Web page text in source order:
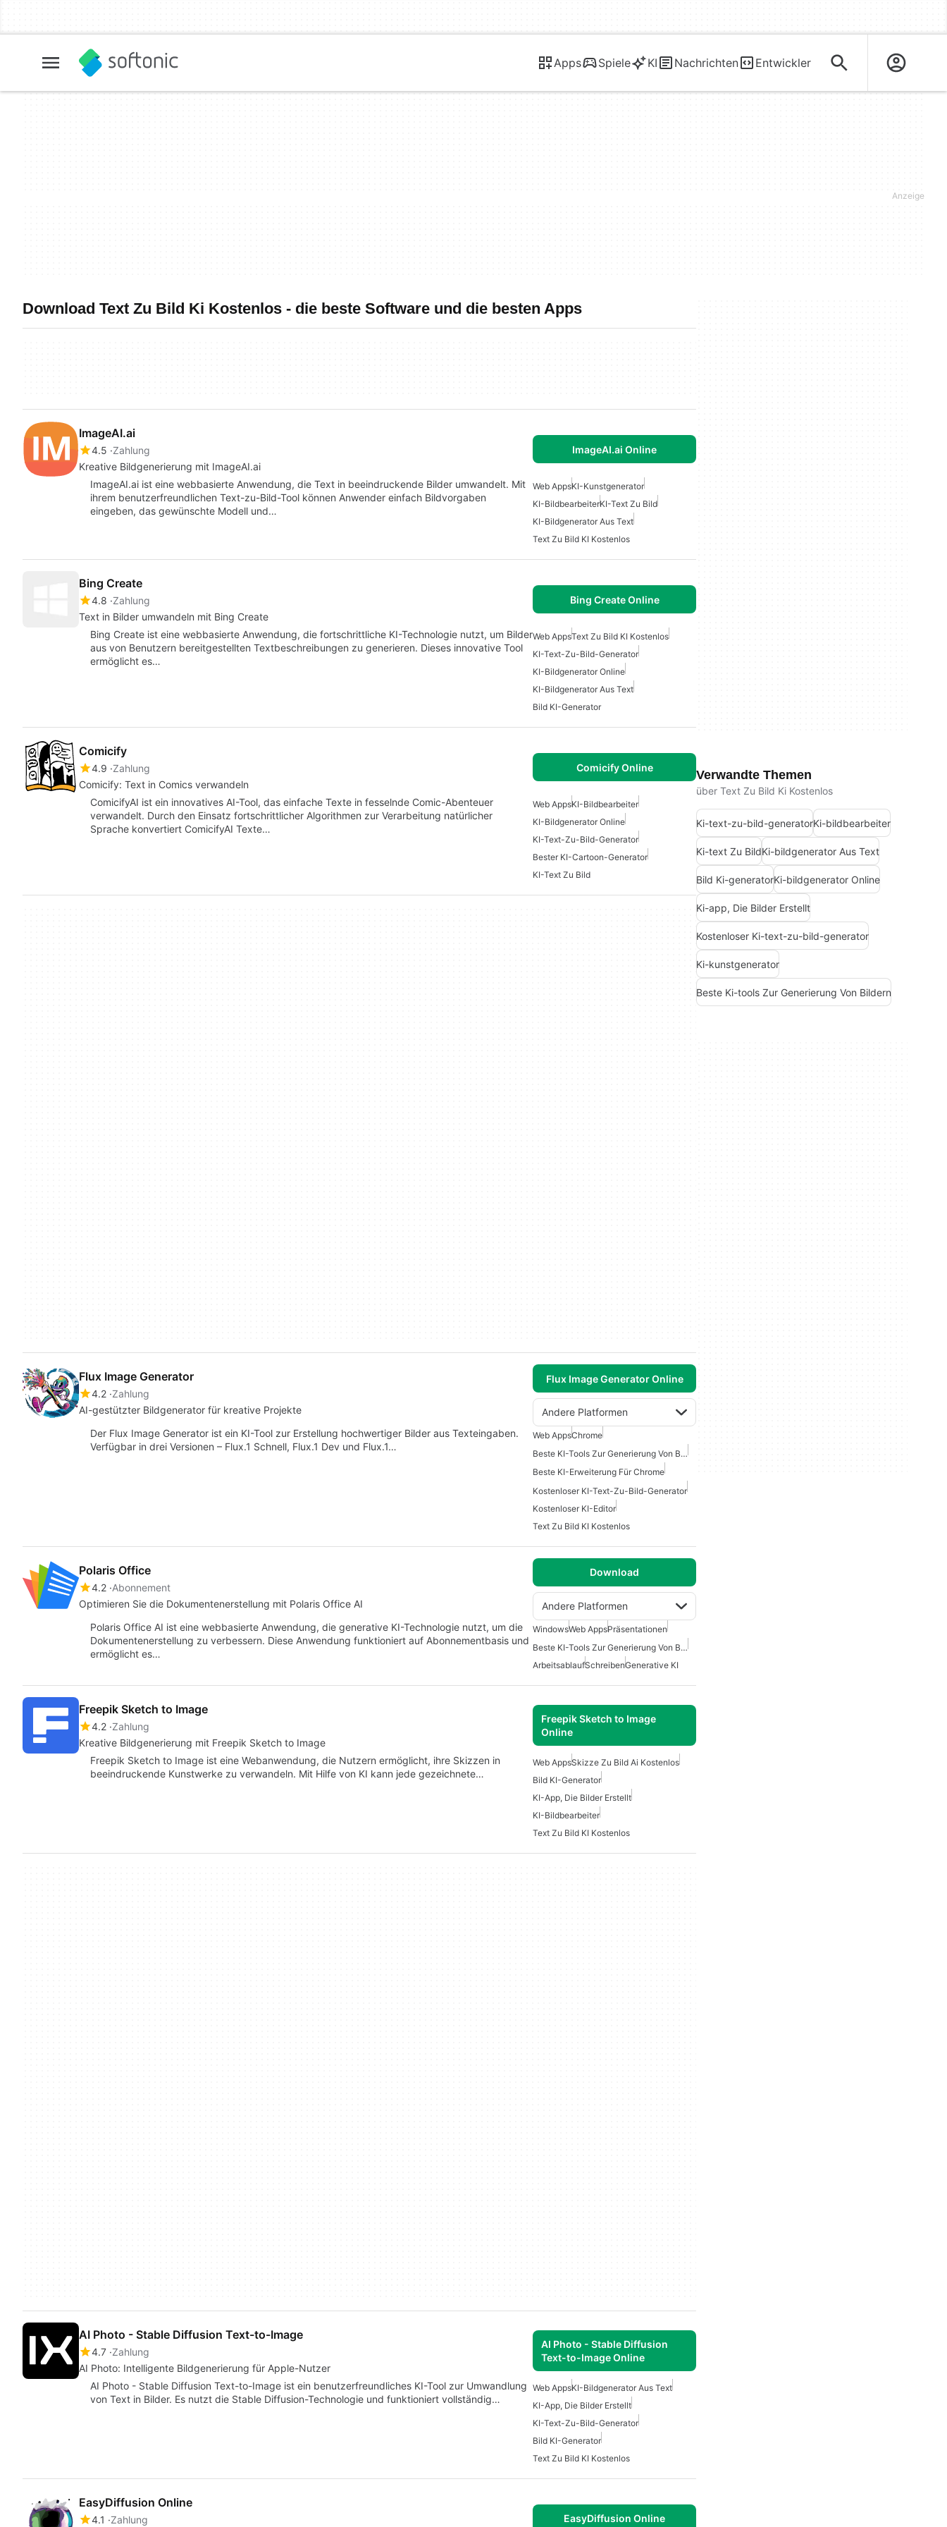
Apps Spiele KI Nachrichten Entwickler
Download Text Zu Bild Ki Kostenlos - die beste Software und die besten Apps
ImageAI.ai
4.5 Zahlung
Kreative Bildgenerierung mit ImageAI.ai
ImageAI.ai Online
ImageAI.ai ist eine webbasierte Anwendung, die Text in beeindruckende Bilder umwandelt. Mit
ihrem benutzerfreundlichen Text-zu-Bild-Tool können Anwender einfach Bildvorgaben
eingeben, das gewünschte Modell und…
Web AppsKI-Kunstgenerator
KI-BildbearbeiterKI-Text Zu Bild
KI-Bildgenerator Aus Text
Text Zu Bild KI Kostenlos
Bing Create
4.8 Zahlung
Text in Bilder umwandeln mit Bing Create
Bing Create Online
Bing Create ist eine webbasierte Anwendung, die fortschrittliche KI-Technologie nutzt, um Bilder
aus von Benutzern bereitgestellten Textbeschreibungen zu generieren. Dieses innovative Tool
ermöglicht es…
Web AppsText Zu Bild KI Kostenlos
KI-Text-Zu-Bild-Generator
KI-Bildgenerator Online
KI-Bildgenerator Aus Text
Bild KI-Generator
Comicify
4.9 Zahlung
Comicify: Text in Comics verwandeln
Comicify Online
ComicifyAI ist ein innovatives AI-Tool, das einfache Texte in fesselnde Comic-Abenteuer
verwandelt. Durch den Einsatz fortschrittlicher Algorithmen zur Verarbeitung natürlicher
Sprache konvertiert ComicifyAI Texte…
Web AppsKI-Bildbearbeiter
KI-Bildgenerator Online
KI-Text-Zu-Bild-Generator
Bester KI-Cartoon-Generator
KI-Text Zu Bild
Flux Image Generator
4.2 Zahlung
AI-gestützter Bildgenerator für kreative Projekte
Flux Image Generator Online
Andere Platformen
Der Flux Image Generator ist ein KI-Tool zur Erstellung hochwertiger Bilder aus Texteingaben.
Verfügbar in drei Versionen – Flux.1 Schnell, Flux.1 Dev und Flux.1…
Web AppsChrome
Beste KI-Tools Zur Generierung Von Bildern
Beste KI-Erweiterung Für Chrome
Kostenloser KI-Text-Zu-Bild-Generator
Kostenloser KI-Editor
Text Zu Bild KI Kostenlos
Polaris Office
4.2 Abonnement
Optimieren Sie die Dokumentenerstellung mit Polaris Office AI
Download
Andere Platformen
Polaris Office AI ist eine webbasierte Anwendung, die generative KI-Technologie nutzt, um die
Dokumentenerstellung zu verbessern. Diese Anwendung funktioniert auf Abonnementbasis und
ermöglicht es…
WindowsWeb AppsPräsentationen
Beste KI-Tools Zur Generierung Von Bildern
ArbeitsablaufSchreibenGenerative KI
Freepik Sketch to Image
4.2 Zahlung
Kreative Bildgenerierung mit Freepik Sketch to Image
Freepik Sketch to Image
Online
Freepik Sketch to Image ist eine Webanwendung, die Nutzern ermöglicht, ihre Skizzen in
beeindruckende Kunstwerke zu verwandeln. Mit Hilfe von KI kann jede gezeichnete…
Web AppsSkizze Zu Bild Ai Kostenlos
Bild KI-Generator
KI-App, Die Bilder Erstellt
KI-Bildbearbeiter
Text Zu Bild KI Kostenlos
AI Photo - Stable Diffusion Text-to-Image
4.7 Zahlung
AI Photo: Intelligente Bildgenerierung für Apple-Nutzer
AI Photo - Stable Diffusion
Text-to-Image Online
AI Photo - Stable Diffusion Text-to-Image ist ein benutzerfreundliches KI-Tool zur Umwandlung
von Text in Bilder. Es nutzt die Stable Diffusion-Technologie und funktioniert vollständig…
Web AppsKI-Bildgenerator Aus Text
KI-App, Die Bilder Erstellt
KI-Text-Zu-Bild-Generator
Bild KI-Generator
Text Zu Bild KI Kostenlos
EasyDiffusion Online
4.1 Zahlung EasyDiffusion Online
Verwandte Themen
über Text Zu Bild Ki Kostenlos
Ki-text-zu-bild-generatorKi-bildbearbeiter
Ki-text Zu BildKi-bildgenerator Aus Text
Bild Ki-generatorKi-bildgenerator Online
Ki-app, Die Bilder Erstellt
Kostenloser Ki-text-zu-bild-generator
Ki-kunstgenerator
Beste Ki-tools Zur Generierung Von Bildern